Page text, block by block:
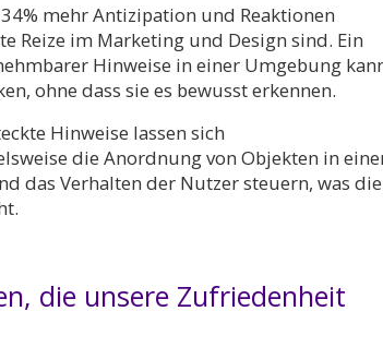
mehr Antizipation und Reaktionen
Reize im Marketing und Design sind. Ein
Hinweise in einer Umgebung
ohne dass sie es bewusst erkennen.
Hinweise lassen sich
die Anordnung von Objekten in
das Verhalten der Nutzer steuern, was die
die unsere Zufriedenheit